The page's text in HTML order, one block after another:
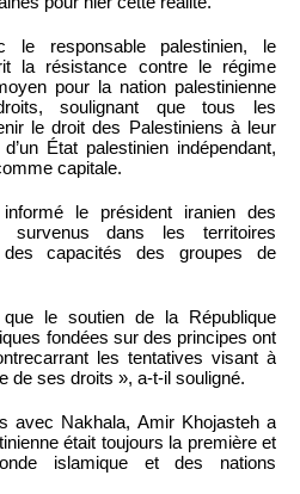
le responsable palestinien, le
la résistance contre le régime
pour la nation palestinienne
soulignant que tous les
le droit des Palestiniens à leur
État palestinien indépendant,
capitale.
le président iranien des
survenus dans les territoires
capacités des groupes de
le soutien de la République
fondées sur des principes ont
les tentatives visant à
de ses droits », a-t-il souligné.
avec Nakhala, Amir Khojasteh a
était toujours la première et
islamique et des nations